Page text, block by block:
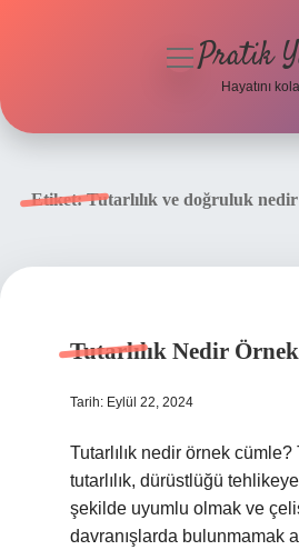
menüyü
Pratik
Hayatını
Etiket:Tutarlılık ve doğruluk nedir
Tutarlılık Nedir
Tarih: Eylül 22, 2024
Tutarlılık nedir örnek cümle?
tutarlılık, dürüstlüğü
şekilde uyumlu olmak ve
davranışlarda bulunmamak